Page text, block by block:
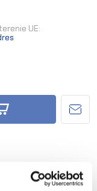
UE: